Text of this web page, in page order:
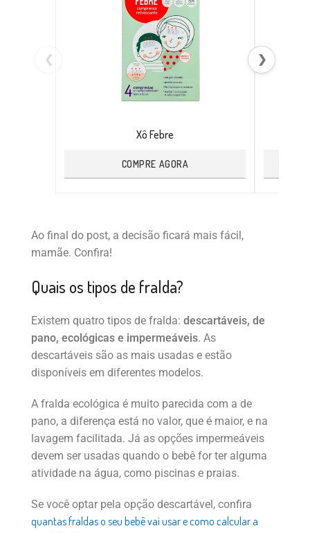
❮
Xô Febre
COMPRE AGORA
❯
Ao final do post, a decisão ficará mais fácil,
mamãe. Confira!
Quais os tipos de fralda?
Existem quatro tipos de fralda: descartáveis, de
pano, ecológicas e impermeáveis. As
descartáveis são as mais usadas e estão
disponíveis em diferentes modelos.
A fralda ecológica é muito parecida com a de
pano, a diferença está no valor, que é maior, e na
lavagem facilitada. Já as opções impermeáveis
devem ser usadas quando o bebê for ter alguma
atividade na água, como piscinas e praias.
Se você optar pela opção descartável, confira
quantas fraldas o seu bebê vai usar e como calcular a